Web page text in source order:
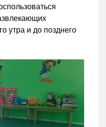
утра и до позднего